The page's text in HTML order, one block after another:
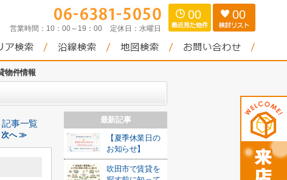
営業時間： 10：00～19：00 定休日： 水曜日
00 00
物件情報
記事一覧
次へ ≫
最新記事
【夏季休業日の
お知らせ】
吹田市で賃貸を